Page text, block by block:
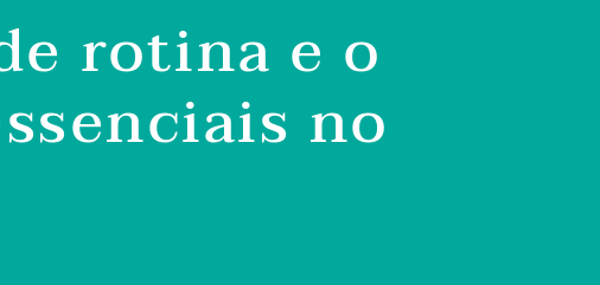
rotina e o
no